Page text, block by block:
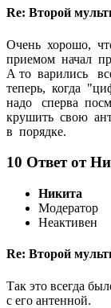
Re: Второй
Очень хорошо,
приемом начал
А то варились
теперь, когда
надо сперва
крушить свою
в порядке.
10 Ответ от
Никита
Модератор
Неактивен
Re: Второй
Так это всегда
с его антенной.